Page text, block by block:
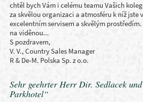
chtěl bych Vám i celému teamu Vašich
za skvělou organizaci a atmosféru k níž jste
excelentním servisem a skvělým
na viděnou...
S pozdravem,
V. V., Country Sales Manager
R & De-M. Polska Sp. z o.o.
Sehr geehrter Herr Dir. Sedlacek und
Parkhotel“